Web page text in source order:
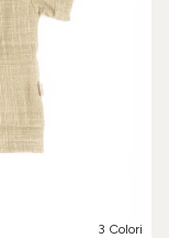
3 Colori